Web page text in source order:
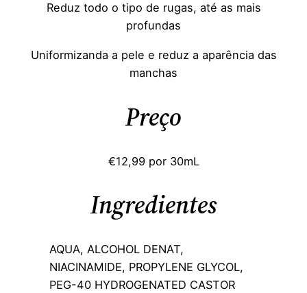
Reduz todo o tipo de rugas, até as mais
profundas
Uniformizanda a pele e reduz a aparência das
manchas
Preço
€12,99 por 30mL
Ingredientes
AQUA, ALCOHOL DENAT,
NIACINAMIDE, PROPYLENE GLYCOL,
PEG-40 HYDROGENATED CASTOR